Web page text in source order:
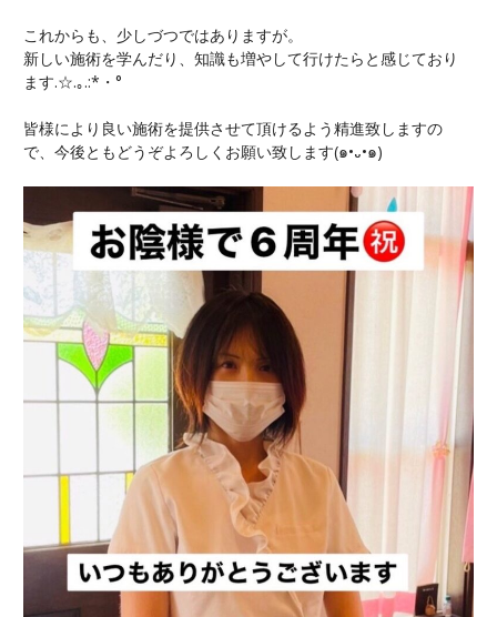
これからも、少しづつではありますが。
新しい施術を学んだり、知識も増やして行けたらと感じており
ます.☆.｡.:*・°
皆様により良い施術を提供させて頂けるよう精進致しますの
で、今後ともどうぞよろしくお願い致します(๑•᎑•๑)